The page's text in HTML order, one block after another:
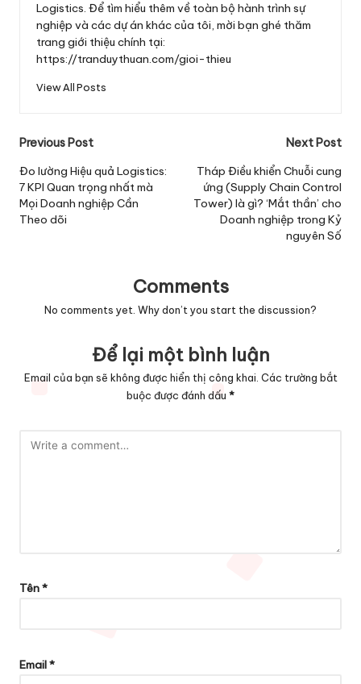
Logistics. Để tìm hiểu thêm về toàn bộ hành trình sự
nghiệp và các dự án khác của tôi, mời bạn ghé thăm
trang giới thiệu chính tại:
https://tranduythuan.com/gioi-thieu
View All Posts
Post
navigation
Previous Post
Đo lường Hiệu quả Logistics:
7 KPI Quan trọng nhất mà
Mọi Doanh nghiệp Cần
Theo dõi
Next Post
Tháp Điều khiển Chuỗi cung
ứng (Supply Chain Control
Tower) là gì? ‘Mắt thần’ cho
Doanh nghiệp trong Kỷ
nguyên Số
Comments
No comments yet. Why don’t you start the discussion?
Để lại một bình luận
Email của bạn sẽ không được hiển thị công khai. Các trường bắt
buộc được đánh dấu *
Tên*
Email*